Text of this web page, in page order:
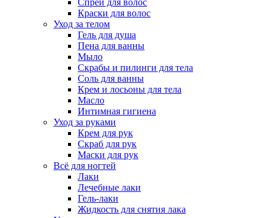
Краски для волос
Уход за телом
Гель для душа
Пена для ванны
Мыло
Скрабы и пилинги для тела
Соль для ванны
Крем и лосьоны для тела
Масло
Интимная гигиена
Уход за руками
Крем для рук
Скраб для рук
Маски для рук
Всё для ногтей
Лаки
Лечебные лаки
Гель-лаки
Жидкость для снятия лака